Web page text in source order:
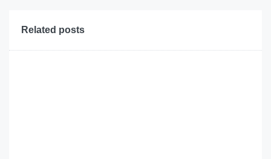
Related posts